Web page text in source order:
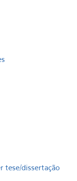
tese/dissertação